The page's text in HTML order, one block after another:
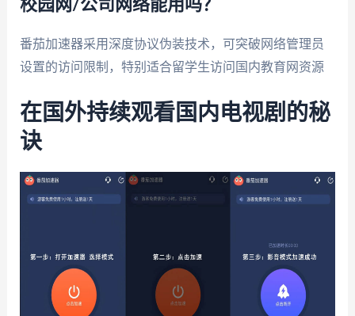
校园网/公司网络能用吗？
番茄加速器采用深度协议伪装技术，可突破网络管理员
设置的访问限制，特别适合留学生访问国内教育网资源
在国外持续观看国内电视剧的秘
诀